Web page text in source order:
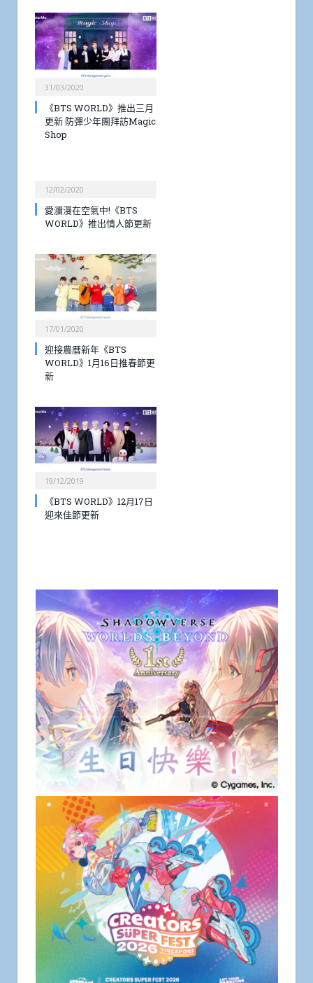
31/03/2020
《BTS WORLD》推出三月
更新 防彈少年團拜訪Magic
Shop
12/02/2020
愛瀰漫在空氣中!《BTS
WORLD》推出情人節更新
17/01/2020
迎接農曆新年《BTS
WORLD》1月16日推春節更
新
19/12/2019
《BTS WORLD》12月17日
迎來佳節更新